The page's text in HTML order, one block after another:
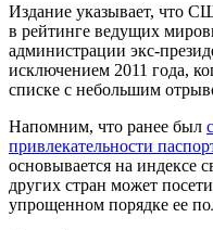
Издание указывает, что
в рейтинге ведущих
администрации экс-
исключением 2011 года,
списке с небольшим
Напомним, что ранее был
привлекательности
основывается на индексе
других стран может
упрощенном порядке ее